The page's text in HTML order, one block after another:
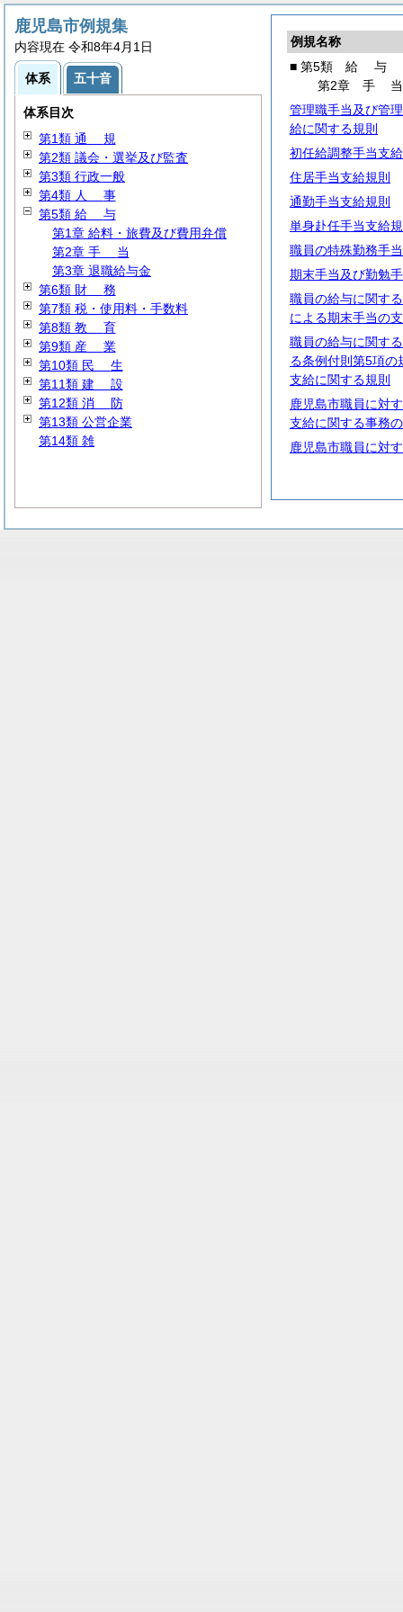
例規名称
■ 第5類 給 与
第2章 手 当
管理職手当及び管
給に関する規則
初任給調整手当支
住居手当支給規則
通勤手当支給規則
単身赴任手当支給
職員の特殊勤務手
期末手当及び勤勉
職員の給与に関す
による期末手当の
職員の給与に関す
る条例付則第5項の
支給に関する規則
鹿児島市職員に対
支給に関する事務
鹿児島市職員に対
鹿児島市例規集
内容現在 令和8年4月1日
体系 五十音
体系目次
第1類 通 規
第2類 議会・選挙及び監査
第3類 行政一般
第4類 人 事
第5類 給 与
第1章 給料・旅費及び費用弁償
第2章 手 当
第3章 退職給与金
第6類 財 務
第7類 税・使用料・手数料
第8類 教 育
第9類 産 業
第10類 民 生
第11類 建 設
第12類 消 防
第13類 公営企業
第14類 雑